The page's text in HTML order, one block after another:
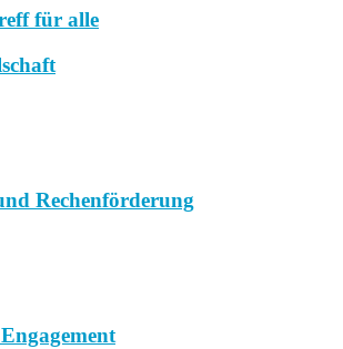
für alle
Rechenförderung